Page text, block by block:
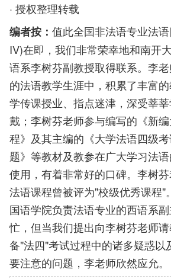
· 授权整理转载
编者按： 值此全国非法语专业法
IV)在即，我们非常荣幸地和南开
语系李树芬副教授取得联系。李
的法语教学生涯中，积累了丰富
学传课授业、指点迷津，深受莘
戴；李树芬老师参与编写的《新
程》及其主编的《大学法语四级
题》等教材及教参在广大学习法
使用，有着非常好的口碑。李树
法语课程曾被评为"校级优秀课程"
国语学院负责法语专业的西语系
忙，但当我们提出向李树芬老师
备"法四"考试过程中的诸多疑惑以
要注意的问题，李老师欣然应允。